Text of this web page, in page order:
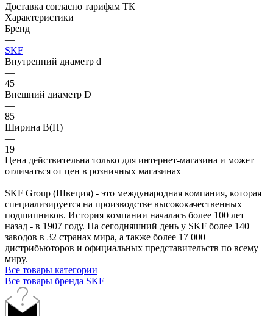
Доставка согласно тарифам ТК
Характеристики
Бренд
—
SKF
Внутренний диаметр d
—
45
Внешний диаметр D
—
85
Ширина B(H)
—
19
Цена действительна только для интернет-магазина и может
отличаться от цен в розничных магазинах
SKF Group (Швеция) - это международная компания, которая
специализируется на производстве высококачественных
подшипников. История компании началась более 100 лет
назад - в 1907 году. На сегодняшний день у SKF более 140
заводов в 32 странах мира, а также более 17 000
дистрибьюторов и официальных представительств по всему
миру.
Все товары категории
Все товары бренда SKF